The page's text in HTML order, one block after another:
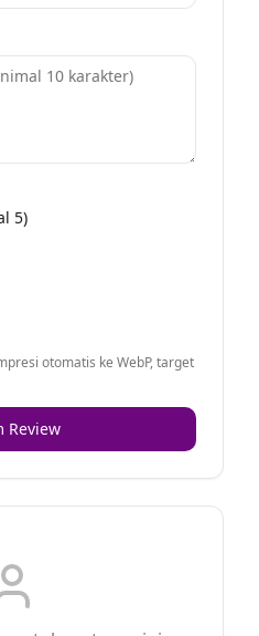
5)
otomatis ke WebP, target
Review